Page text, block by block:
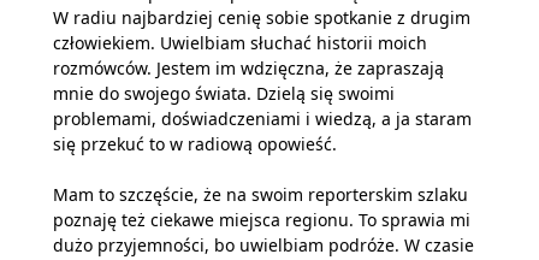
W radiu najbardziej cenię sobie spotkanie z drugim
człowiekiem. Uwielbiam słuchać historii moich
rozmówców. Jestem im wdzięczna, że zapraszają
mnie do swojego świata. Dzielą się swoimi
problemami, doświadczeniami i wiedzą, a ja staram
się przekuć to w radiową opowieść.
Mam to szczęście, że na swoim reporterskim szlaku
poznaję też ciekawe miejsca regionu. To sprawia mi
dużo przyjemności, bo uwielbiam podróże. W czasie